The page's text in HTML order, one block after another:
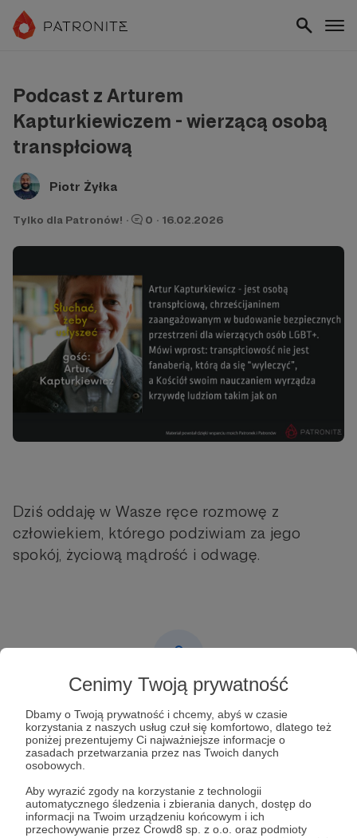
Cenimy Twoją prywatność
Dbamy o Twoją prywatność i chcemy, abyś w czasie
korzystania z naszych usług czuł się komfortowo, dlatego też
poniżej prezentujemy Ci najważniejsze informacje o
zasadach przetwarzania przez nas Twoich danych
osobowych.
Aby wyrazić zgody na korzystanie z technologii
automatycznego śledzenia i zbierania danych, dostęp do
informacji na Twoim urządzeniu końcowym i ich
przechowywanie przez Crowd8 sp. z o.o. oraz podmioty
Podcast z Arturem
Kapturkiewiczem - wierzącą osobą
transpłciową
Piotr Żyłka
Tylko dla Patronów! · 0 · 16.02.2026
Dziś oddaję w Wasze ręce rozmowę z
człowiekiem, którego podziwiam za jego
spokój, życiową mądrość i odwagę.
Aby zobaczyć ten materiał musisz być zalogowany
Zaloguj się